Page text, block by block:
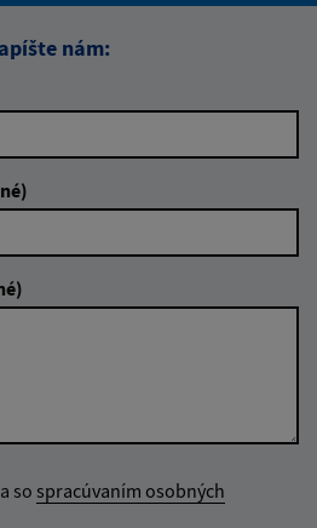
nám:
so spracúvaním osobných